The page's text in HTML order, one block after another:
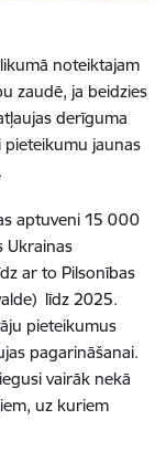
noteiktajam
zaudē, ja beidzies
derīguma
pieteikumu jaunas
.
aptuveni 15 000
Ukrainas
ar to Pilsonības
līdz 2025.
pieteikumus
pagarināšanai.
vairāk nekā
uz kuriem